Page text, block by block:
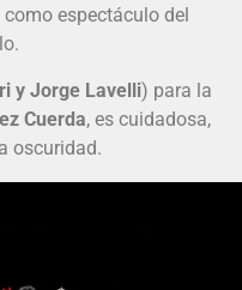
espectáculo del
y Jorge Lavelli) para la
Cuerda, es cuidadosa,
oscuridad.